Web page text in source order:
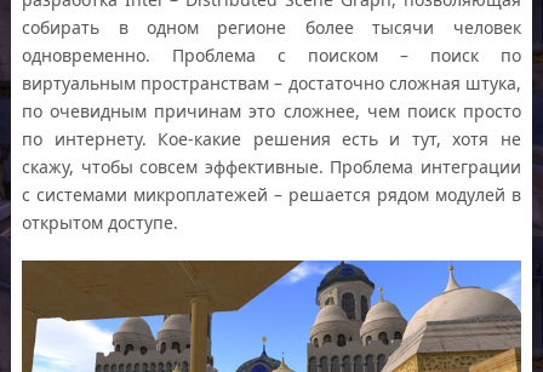
собирать в одном регионе более тысячи человек
одновременно. Проблема с поиском – поиск по
виртуальным пространствам – достаточно сложная штука,
по очевидным причинам это сложнее, чем поиск просто
по интернету. Кое-какие решения есть и тут, хотя не
скажу, чтобы совсем эффективные. Проблема интеграции
с системами микроплатежей – решается рядом модулей в
открытом доступе.